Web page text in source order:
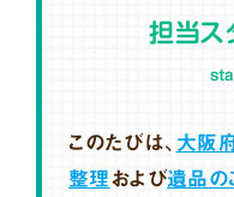
担当ス
このたびは、 大阪
整理および遺品の